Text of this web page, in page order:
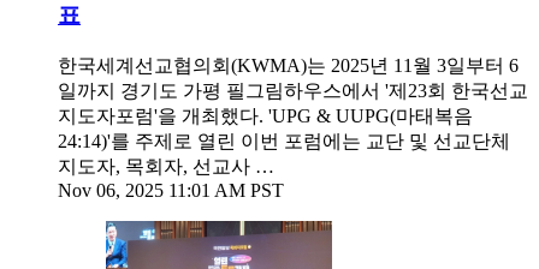
표
한국세계선교협의회(KWMA)는 2025년 11월 3일부터 6
일까지 경기도 가평 필그림하우스에서 '제23회 한국선교
지도자포럼'을 개최했다. 'UPG & UUPG(마태복음
24:14)'를 주제로 열린 이번 포럼에는 교단 및 선교단체
지도자, 목회자, 선교사 …
Nov 06, 2025 11:01 AM PST